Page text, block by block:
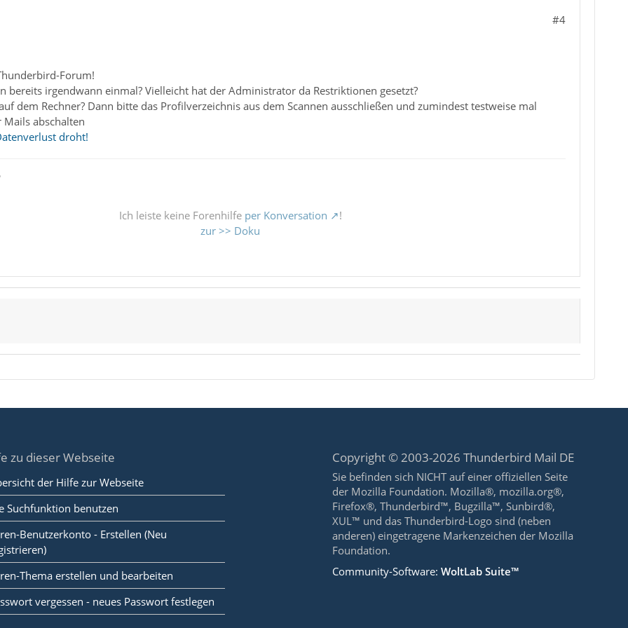
#4
Forum!
bereits irgendwann einmal? Vielleicht hat der Administrator da Restriktionen gesetzt?
dem Rechner? Dann bitte das Profilverzeichnis aus dem Scannen ausschließen und zumindest testweise mal
Mails abschalten
droht!
Ich leiste keine Forenhilfe per Konversation
!
zur >> Doku
zu dieser Webseite
der Hilfe zur Webseite
Suchfunktion benutzen
Benutzerkonto - Erstellen (Neu
Thema erstellen und bearbeiten
vergessen - neues Passwort festlegen
Copyright © 2003-2026 Thunderbird Mail DE
Sie befinden sich NICHT auf einer offiziellen Seite
der Mozilla Foundation. Mozilla®, mozilla.org®,
Firefox®, Thunderbird™, Bugzilla™, Sunbird®,
XUL™ und das Thunderbird-Logo sind (neben
anderen) eingetragene Markenzeichen der Mozilla
Foundation.
Community-Software:WoltLab Suite™